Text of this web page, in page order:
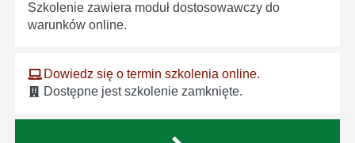
Szkolenie zawiera moduł dostosowawczy do
warunków online.
Dowiedz się o termin szkolenia online.
Dostępne jest szkolenie zamknięte.